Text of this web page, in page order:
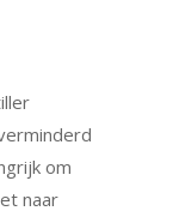
om
naar